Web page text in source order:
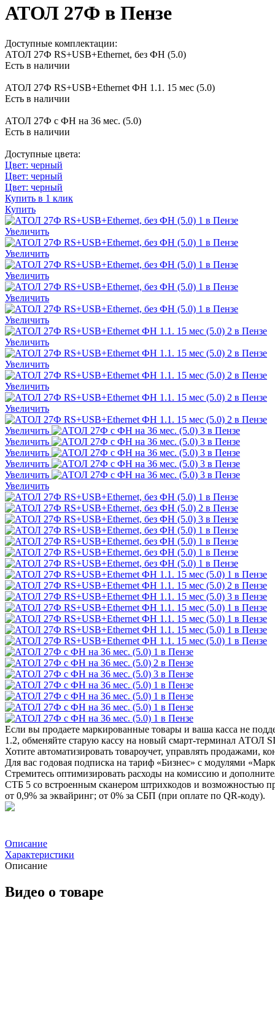
АТОЛ 27Ф в Пензе
Доступные комплектации:
АТОЛ 27Ф RS+USB+Ethernet, без ФН (5.0)
Есть в наличии
АТОЛ 27Ф RS+USB+Ethernet ФН 1.1. 15 мес (5.0)
Есть в наличии
АТОЛ 27Ф c ФН на 36 мес. (5.0)
Есть в наличии
Доступные цвета:
Цвет: черный
Цвет: черный
Цвет: черный
Купить в 1 клик
Купить
Увеличить
Увеличить
Увеличить
Увеличить
Увеличить
Увеличить
Увеличить
Увеличить
Увеличить
Увеличить
Увеличить
Увеличить
Увеличить
Увеличить
Увеличить
Если вы продаете маркированные товары и ваша касса не
1.2, обменяйте старую кассу на новый смарт-терминал АТОЛ
Хотите автоматизировать товароучет, управлять продажами,
Для вас годовая подписка на тариф «Бизнес» с модулями
Стремитесь оптимизировать расходы на комиссию и
СТБ 5 со встроенным сканером штрихкодов и возможностью
от 0,9% за эквайринг; от 0% за СБП (при оплате по QR-коду).
Описание
Характеристики
Описание
Видео о товаре